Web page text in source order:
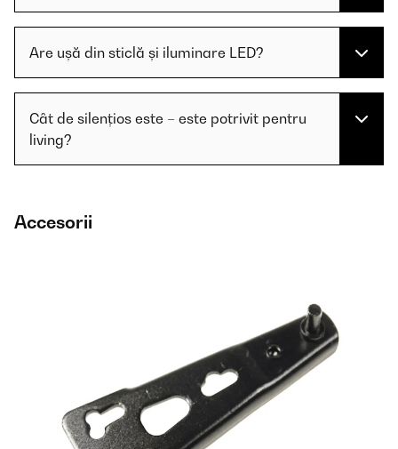
Are ușă din sticlă și iluminare LED?
Cât de silențios este – este potrivit pentru
living?
Accesorii